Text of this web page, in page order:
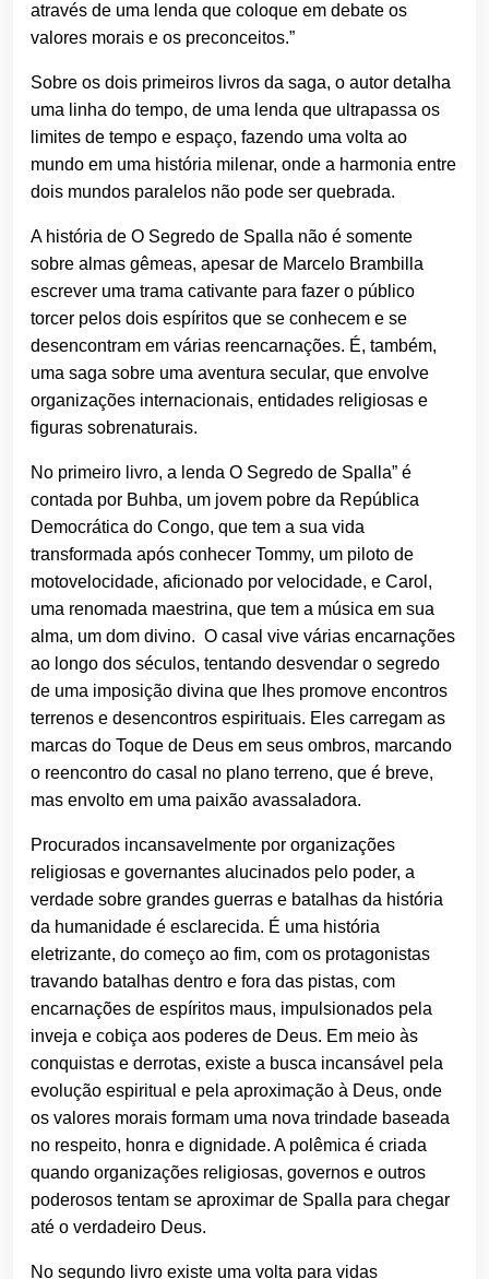
através de uma lenda que coloque em debate os
valores morais e os preconceitos.”
Sobre os dois primeiros livros da saga, o autor detalha
uma linha do tempo, de uma lenda que ultrapassa os
limites de tempo e espaço, fazendo uma volta ao
mundo em uma história milenar, onde a harmonia entre
dois mundos paralelos não pode ser quebrada.
A história de O Segredo de Spalla não é somente
sobre almas gêmeas, apesar de Marcelo Brambilla
escrever uma trama cativante para fazer o público
torcer pelos dois espíritos que se conhecem e se
desencontram em várias reencarnações. É, também,
uma saga sobre uma aventura secular, que envolve
organizações internacionais, entidades religiosas e
figuras sobrenaturais.
No primeiro livro, a lenda O Segredo de Spalla” é
contada por Buhba, um jovem pobre da República
Democrática do Congo, que tem a sua vida
transformada após conhecer Tommy, um piloto de
motovelocidade, aficionado por velocidade, e Carol,
uma renomada maestrina, que tem a música em sua
alma, um dom divino. O casal vive várias encarnações
ao longo dos séculos, tentando desvendar o segredo
de uma imposição divina que lhes promove encontros
terrenos e desencontros espirituais. Eles carregam as
marcas do Toque de Deus em seus ombros, marcando
o reencontro do casal no plano terreno, que é breve,
mas envolto em uma paixão avassaladora.
Procurados incansavelmente por organizações
religiosas e governantes alucinados pelo poder, a
verdade sobre grandes guerras e batalhas da história
da humanidade é esclarecida. É uma história
eletrizante, do começo ao fim, com os protagonistas
travando batalhas dentro e fora das pistas, com
encarnações de espíritos maus, impulsionados pela
inveja e cobiça aos poderes de Deus. Em meio às
conquistas e derrotas, existe a busca incansável pela
evolução espiritual e pela aproximação à Deus, onde
os valores morais formam uma nova trindade baseada
no respeito, honra e dignidade. A polêmica é criada
quando organizações religiosas, governos e outros
poderosos tentam se aproximar de Spalla para chegar
até o verdadeiro Deus.
No segundo livro existe uma volta para vidas